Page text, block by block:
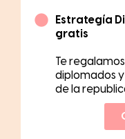
Estrategía
gratis
Te
diplomados,
digitales.